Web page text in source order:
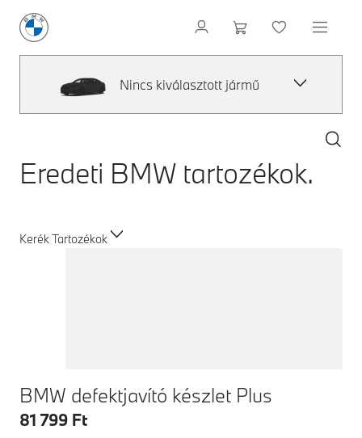
Nincs kiválasztott jármű
Eredeti BMW tartozékok.
Kerék Tartozékok
BMW defektjavító készlet Plus
81 799 Ft